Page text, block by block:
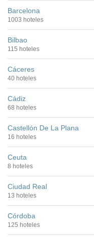
Barcelona
1003 hoteles
Bilbao
115 hoteles
Cáceres
40 hoteles
Cádiz
68 hoteles
Castellón De La Plana
16 hoteles
Ceuta
8 hoteles
Ciudad Real
13 hoteles
Córdoba
125 hoteles